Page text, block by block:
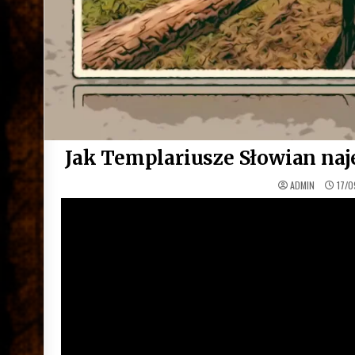
Jak Templariusze Słowian
ADMIN 17/